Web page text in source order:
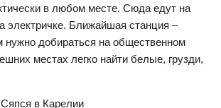
в любом месте. Сюда едут на
электричке. Ближайшая станция –
нужно добираться на общественном
местах легко найти белые, грузди,